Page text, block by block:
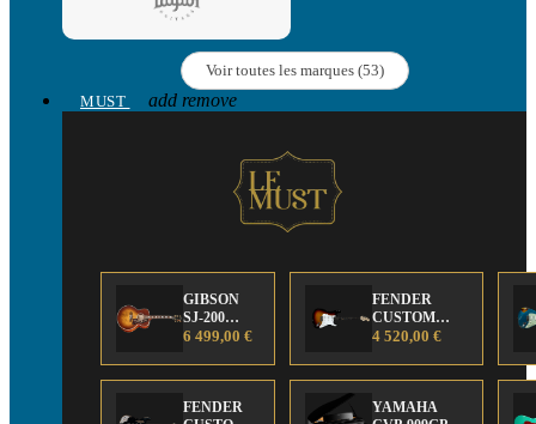
Voir toutes les marques (53)
MUST
add remove
GIBSON
SJ-200
Anniversary
Edition
6 499,00 €
FENDER
CUSTOM
SHOP Strat 63'
4 520,00 €
FENDER
YAMAHA